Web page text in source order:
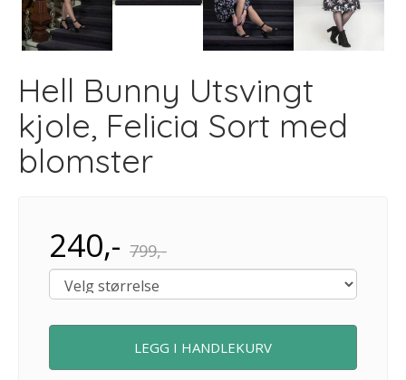
Next
Hell Bunny Utsvingt
kjole, Felicia Sort med
blomster
240,- 799,-
LEGG I HANDLEKURV